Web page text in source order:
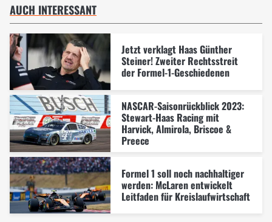
AUCH INTERESSANT
Jetzt verklagt Haas Günther
Steiner! Zweiter Rechtsstreit
der Formel-1-Geschiedenen
NASCAR-Saisonrückblick 2023:
Stewart-Haas Racing mit
Harvick, Almirola, Briscoe &
Preece
Formel 1 soll noch nachhaltiger
werden: McLaren entwickelt
Leitfaden für Kreislaufwirtschaft